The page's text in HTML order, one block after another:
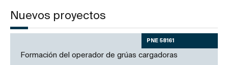
Nuevos proyectos
PNE 58161
Formación del operador de grúas cargadoras